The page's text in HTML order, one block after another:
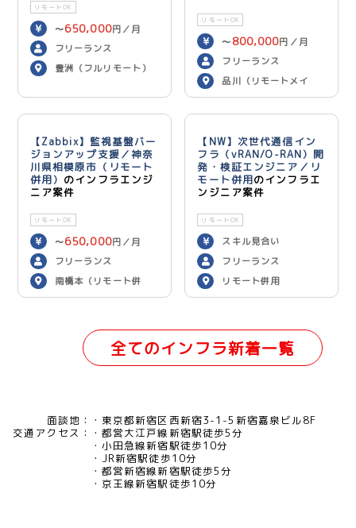
リモートOK
〜650,000円／月
フリーランス
豊洲（フルリモート）
リモートOK
〜 800,000円／月
フリーランス
品川（リモートメイ
ン）
【Zabbix】監視基盤バー
ジョンアップ支援／神奈
川県相模原市（リモート
併用） のインフラエンジ
ニア案件
リモートOK
〜650,000円／月
フリーランス
南橋本（リモート併
用）
【NW】次世代通信イン
フラ（vRAN/O-RAN）開
発・検証エンジニア／リ
モート併用のインフラエ
ンジニア案件
リモートOK
スキル見合い
フリーランス
リモート併用
全てのインフラ新着一覧
面談地：
東京都新宿区西新宿3-1-5新宿嘉泉ビル8F
交通アクセス：
都営大江戸線新宿駅徒歩5分
小田急線新宿駅徒歩10分
JR新宿駅徒歩10分
都営新宿線新宿駅徒歩5分
京王線新宿駅徒歩10分